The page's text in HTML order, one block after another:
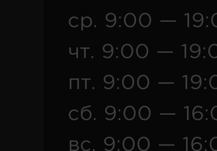
ср. 9:00 —
чт. 9:00 —
пт. 9:00 —
сб. 9:00 —
вс. 9:00 —